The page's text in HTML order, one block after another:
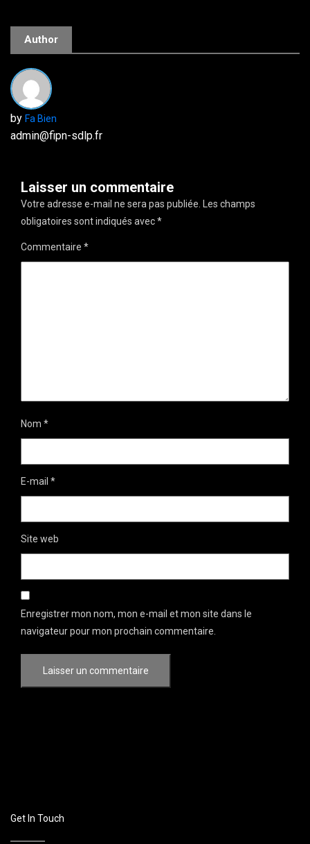
Author
by Fa Bien
admin@fipn-sdlp.fr
Laisser un commentaire
Votre adresse e-mail ne sera pas publiée. Les champs
obligatoires sont indiqués avec*
Commentaire *
Nom *
E-mail *
Site web
Enregistrer mon nom, mon e-mail et mon site dans le
navigateur pour mon prochain commentaire.
Get In Touch